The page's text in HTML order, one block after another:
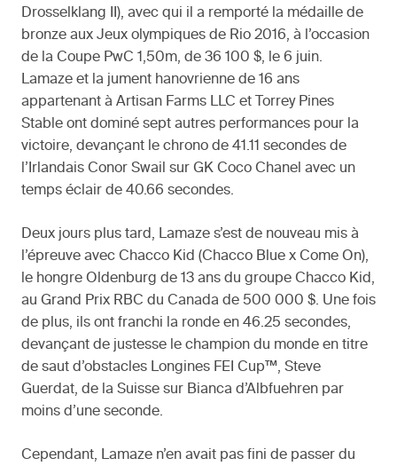
Drosselklang II), avec qui il a remporté la médaille de
bronze aux Jeux olympiques de Rio 2016, à l’occasion
de la Coupe PwC 1,50m, de 36 100 $, le 6 juin.
Lamaze et la jument hanovrienne de 16 ans
appartenant à Artisan Farms LLC et Torrey Pines
Stable ont dominé sept autres performances pour la
victoire, devançant le chrono de 41.11 secondes de
l’Irlandais Conor Swail sur GK Coco Chanel avec un
temps éclair de 40.66 secondes.
Deux jours plus tard, Lamaze s’est de nouveau mis à
l’épreuve avec Chacco Kid (Chacco Blue x Come On),
le hongre Oldenburg de 13 ans du groupe Chacco Kid,
au Grand Prix RBC du Canada de 500 000 $. Une fois
de plus, ils ont franchi la ronde en 46.25 secondes,
devançant de justesse le champion du monde en titre
de saut d’obstacles Longines FEI Cup™, Steve
Guerdat, de la Suisse sur Bianca d’Albfuehren par
moins d’une seconde.
Cependant, Lamaze n’en avait pas fini de passer du